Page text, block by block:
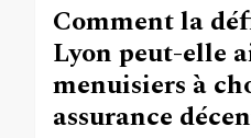
Comment la
Lyon peut-elle
menuisiers à
assurance